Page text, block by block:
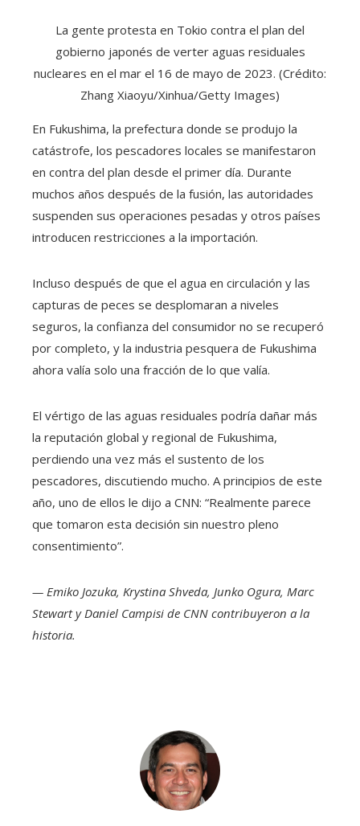
La gente protesta en Tokio contra el plan del
gobierno japonés de verter aguas residuales
nucleares en el mar el 16 de mayo de 2023. (Crédito:
Zhang Xiaoyu/Xinhua/Getty Images)
En Fukushima, la prefectura donde se produjo la
catástrofe, los pescadores locales se manifestaron
en contra del plan desde el primer día. Durante
muchos años después de la fusión, las autoridades
suspenden sus operaciones pesadas y otros países
introducen restricciones a la importación.
Incluso después de que el agua en circulación y las
capturas de peces se desplomaran a niveles
seguros, la confianza del consumidor no se recuperó
por completo, y la industria pesquera de Fukushima
ahora valía solo una fracción de lo que valía.
El vértigo de las aguas residuales podría dañar más
la reputación global y regional de Fukushima,
perdiendo una vez más el sustento de los
pescadores, discutiendo mucho. A principios de este
año, uno de ellos le dijo a CNN: “Realmente parece
que tomaron esta decisión sin nuestro pleno
consentimiento”.
— Emiko Jozuka, Krystina Shveda, Junko Ogura, Marc
Stewart y Daniel Campisi de CNN contribuyeron a la
historia.